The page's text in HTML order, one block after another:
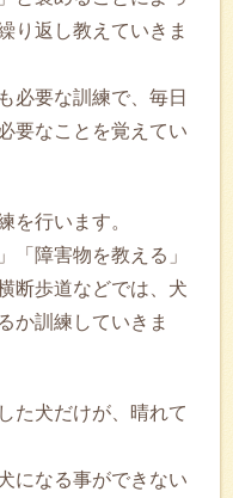
り返し教えていきま
必要な訓練で、毎日
要なことを覚えてい
を行います。
「障害物を教える」
断歩道などでは、犬
か訓練していきま
た犬だけが、晴れて
になる事ができない